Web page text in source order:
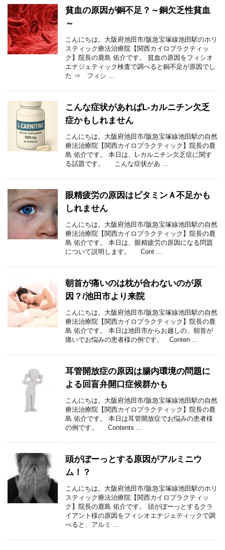
貧血の原因が銅不足？～銅欠乏性貧血
～
こんにちは。大阪府池田市/阪急宝塚線池田駅のホリ
スティック療法治療院【関西カイロプラクティッ
ク】院長の鹿島 佑介です。 貧血の原因をフィシオ
エナジェティック検査で調べると銅不足が原因でし
た ⇒ フィシ ...
こんな症状があればL-カルニチン欠乏
症かもしれません
こんにちは。大阪府池田市/阪急宝塚線池田駅の自然
療法治療院【関西カイロプラクティック】院長の鹿
島 佑介です。 本日は、L-カルニチン欠乏症に関す
る話題です。 こんな症状があ ...
眼精疲労の原因はビタミンＡ不足かも
しれません
こんにちは。大阪府池田市/阪急宝塚線池田駅の自然
療法治療院【関西カイロプラクティック】院長の鹿
島 佑介です。 本日は、眼精疲労の原因になる問題
について説明します。 Cont ...
朝首が痛いのは枕が合わないのが原
因？/池田市より来院
こんにちは。大阪府池田市/阪急宝塚線池田駅の自然
療法治療院【関西カイロプラクティック】院長の鹿
島 佑介です。 本日は池田市からお越しの、朝首が
痛いでお悩みの患者様の例です。 Conten ...
耳管開放症の原因は腸内環境の問題に
よる回盲弁開口症候群かも
こんにちは。大阪府池田市/阪急宝塚線池田駅の自然
療法治療院【関西カイロプラクティック】院長の鹿
島 佑介です。 本日は耳管開放症でお悩みの患者様
の例です。 Contents ...
頭がぼーっとする原因がアルミニウ
ム！？
こんにちは。大阪府池田市/阪急宝塚線池田駅のホリ
スティック療法治療院【関西カイロプラクティッ
ク】院長の鹿島 佑介です。 頭がぼーっとするクラ
イアント様の原因をフィシオエナジェティックで調
べると、アルミ ...